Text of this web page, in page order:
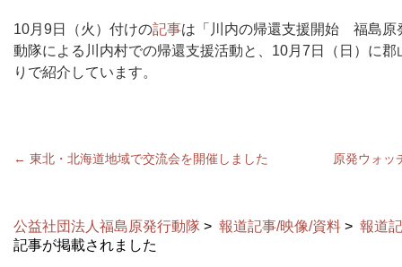
10月9日（火）付けの記事は「川内の帰還支援開始 福島原
動隊による川内村での帰還支援活動と、10月7日（日）に
りで紹介しています。
← 東北・北海道地域で交流会を開催しました 原発ウォッ
公益社団法人福島原発行動隊 > 報道記事/映像/資料 > 報道
記事が掲載されました